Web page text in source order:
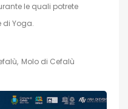
le quali potrete
di Yoga.
Molo di Cefalù